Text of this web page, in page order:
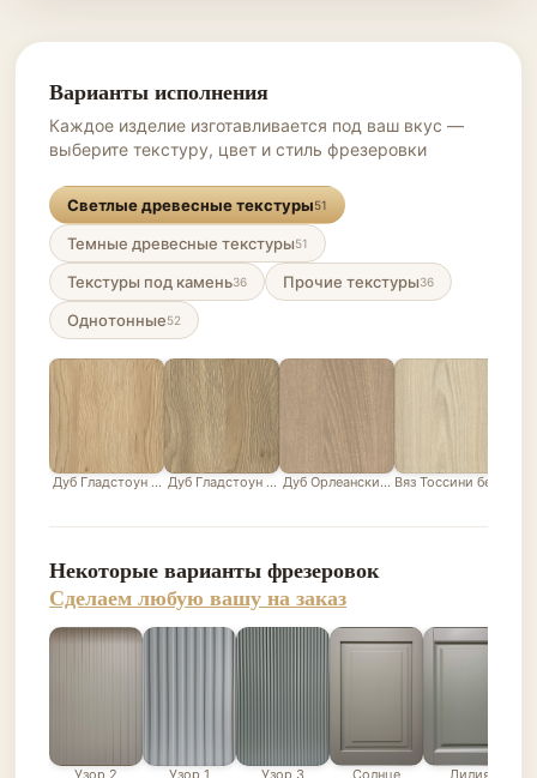
Варианты исполнения
Каждое изделие изготавливается под ваш вкус —
выберите текстуру, цвет и стиль фрезеровки
Светлые древесные текстуры51
Темные древесные текстуры51
Текстуры под камень36 Прочие текстуры36
Однотонные52
Дуб Гладстоун песочныйДуб Гладстоун серо-бежевыйДуб Орлеанский песочно-бежевый
Вяз Тоссини белый
Некоторые варианты фрезеровок
Сделаем любую вашу на заказ
Узор 2 Узор 1 Узор 3 Солнце Лилия